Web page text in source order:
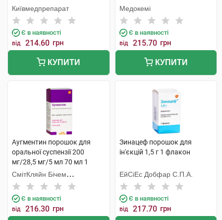
Київмедпрепарат
Є в наявності
від 214.60 грн
КУПИТИ
Медокемі
Є в наявності
від 215.70 грн
КУПИТИ
Аугментин порошок для
оральної суспензії 200
мг/28,5 мг/5 мл 70 мл 1
флакон
СмітКляйн Бічем
Фармасьютикалс
Є в наявності
від 216.30 грн
Зинацеф порошок для
ін'єкцій 1,5 г 1 флакон
ЕйСіЕс Добфар С.П.А.
Є в наявності
від 217.70 грн